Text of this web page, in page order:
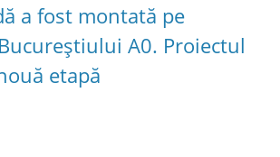
a fost montată pe
A0. Proiectul
etapă